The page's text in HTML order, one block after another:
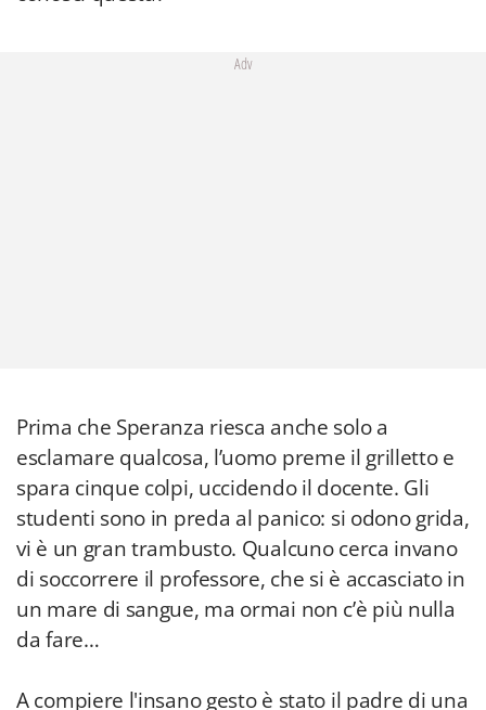
Adv
Prima che Speranza riesca anche solo a
esclamare qualcosa, l’uomo preme il grilletto e
spara cinque colpi, uccidendo il docente. Gli
studenti sono in preda al panico: si odono grida,
vi è un gran trambusto. Qualcuno cerca invano
di soccorrere il professore, che si è accasciato in
un mare di sangue, ma ormai non c’è più nulla
da fare…
A compiere l'insano gesto è stato il padre di una